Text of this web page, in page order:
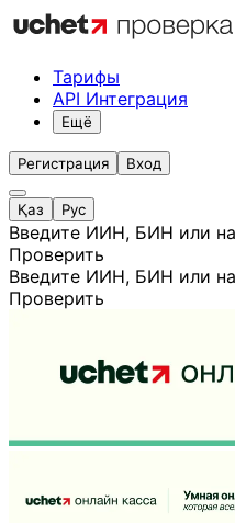
Тарифы
API Интеграция
Ещё
Регистрация Вход
Қаз Рус
Введите ИИН, БИН или
Проверить
Введите ИИН, БИН или
Проверить